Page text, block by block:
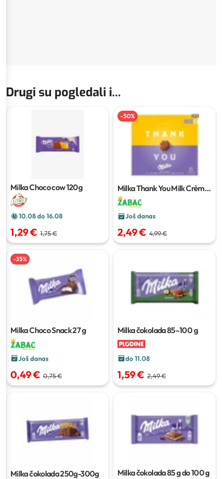
Drugi su pogledali i...
Milka Choco cow120g
10.08 do 16.08
1,29 € 1,75 €
-50%
Milka Thank You Milk Crème
110 g
Još danas
2,49 € 4,99 €
-35%
Milka Choco Snack27 g
Još danas
0,49 € 0,75 €
Milka čokolada85–100 g
do 11.08
1,59 € 2,49 €
Milka čokolada250g-300g Milka čokolada85 g do 100 g